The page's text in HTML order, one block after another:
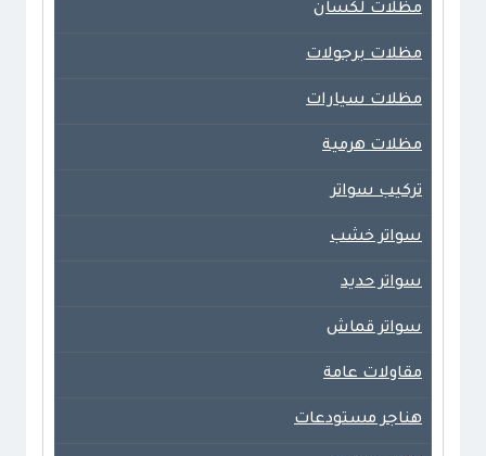
مظلات لكسان
مظلات برجولات
مظلات سيارات
مظلات هرمية
تركيب سواتر
سواتر خشب
سواتر حديد
سواتر قماش
مقاولات عامة
هناجر مستودعات